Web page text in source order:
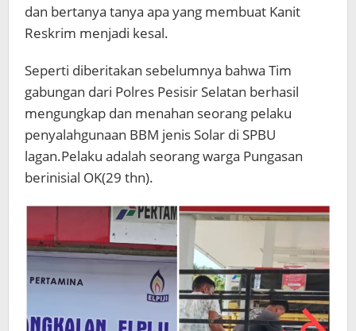
dan bertanya tanya apa yang membuat Kanit
Reskrim menjadi kesal.
Seperti diberitakan sebelumnya bahwa Tim
gabungan dari Polres Pesisir Selatan berhasil
mengungkap dan menahan seorang pelaku
penyalahgunaan BBM jenis Solar di SPBU
lagan.Pelaku adalah seorang warga Pungasan
berinisial OK(29 thn).